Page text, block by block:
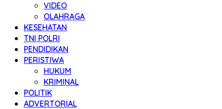
VIDEO
OLAHRAGA
KESEHATAN
TNI POLRI
PENDIDIKAN
PERISTIWA
HUKUM
KRIMINAL
POLITIK
ADVERTORIAL